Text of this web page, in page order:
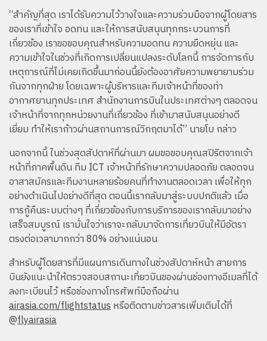
“สำคัญที่สุด เราได้รับความไว้วางใจและความร่วมมือจากผู้โดยสาร
ของเราที่เข้าใจ อดทน และให้การสนับสนุนทุกกระบวนการที่
เกี่ยวข้อง เราขอขอบคุณสำหรับความอดทน ความยืดหยุ่น และ
ความเข้าใจในช่วงที่เกิดการเปลี่ยนแปลงระดับโลกนี้ การจัดการกับ
เหตุการณ์ที่ไม่เคยเกิดขึ้นมาก่อนนี้ยังต้องอาศัยความพยายามร่วม
กันจากทุกฝ่าย โดยเฉพาะผู้บริหารและทีมเจ้าหน้าที่ของท่า
อากาศยานทุกประเทศ สำนักงานการบินในประเทศต่างๆ ตลอดจน
เจ้าหน้าที่จากทุกหน่วยงานที่เกี่ยวข้อง ที่เข้ามาสนับสนุนอย่างดี
เยี่ยม ทำให้เราก้าวผ่านสถานการณ์วิกฤตมาได้” นายโบ กล่าว
นอกจากนี้ ในช่วงสุดสัปดาห์ที่ผ่านมา ผมขอขอบคุณสปิริตจากเจ้า
หน้าที่ภาคพื้นดิน ทีม ICT เจ้าหน้าที่รักษาความปลอดภัย ตลอดจน
อาสาสมัครและทีมงานหลายร้อยคนที่ทำงานตลอดเวลา เพื่อให้ทุก
อย่างดำเนินไปอย่างดีที่สุด ตอนนี้เรากลับมาสู่ระบบปกติแล้ว เมื่อ
การกู้คืนระบบต่างๆ ที่เกี่ยวข้องกับการบริการของเรากลับมาอย่าง
เสร็จสมบูรณ์ เรามั่นใจว่าเราจะกลับมาจัดการเที่ยวบินให้มีอัตรา
ตรงต่อเวลามากกว่า 80% อย่างแน่นอน
สำหรับผู้โดยสารที่มีแผนการเดินทางในช่วงสัปดาห์หน้า สายการ
บินยังแนะนำให้ตรวจสอบสถานะเที่ยวบินของผ่านช่องทางอีเมลที่ได้
ลงทะเบียนไว้ หรือช่องทางโทรศัพท์มือถือผ่าน
airasia.com/flightstatusหรือติดตามข่าวสารเพิ่มเติมได้ที่
@flyairasia